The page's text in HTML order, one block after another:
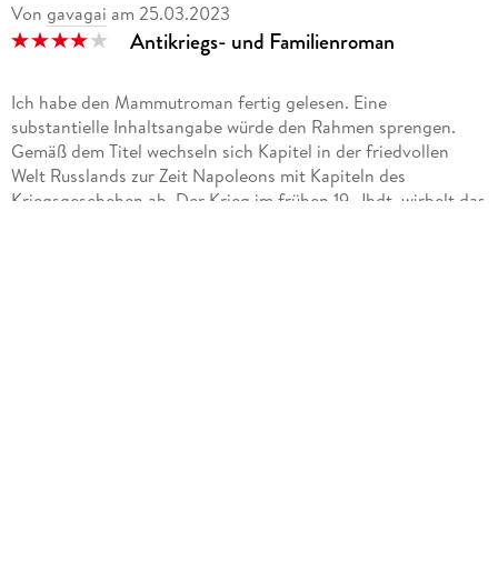
Von gavagai am 25.03.2023
Antikriegs- und Familienroman
Ich habe den Mammutroman fertig gelesen. Eine
substantielle Inhaltsangabe würde den Rahmen sprengen.
Gemäß dem Titel wechseln sich Kapitel in der friedvollen
Welt Russlands zur Zeit Napoleons mit Kapiteln des
Kriegsgeschehen ab. Der Krieg im frühen 19. Jhdt. wirbelt das